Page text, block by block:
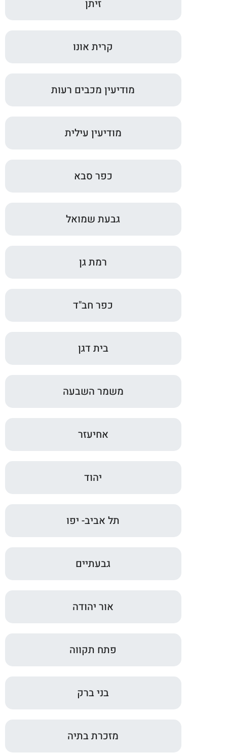
זיתן
קרית אונו
מודיעין מכבים רעות
מודיעין עילית
כפר סבא
גבעת שמואל
רמת גן
כפר חב"ד
בית דגן
משמר השבעה
אחיעזר
יהוד
תל אביב- יפו
גבעתיים
אור יהודה
פתח תקווה
בני ברק
מזכרת בתיה